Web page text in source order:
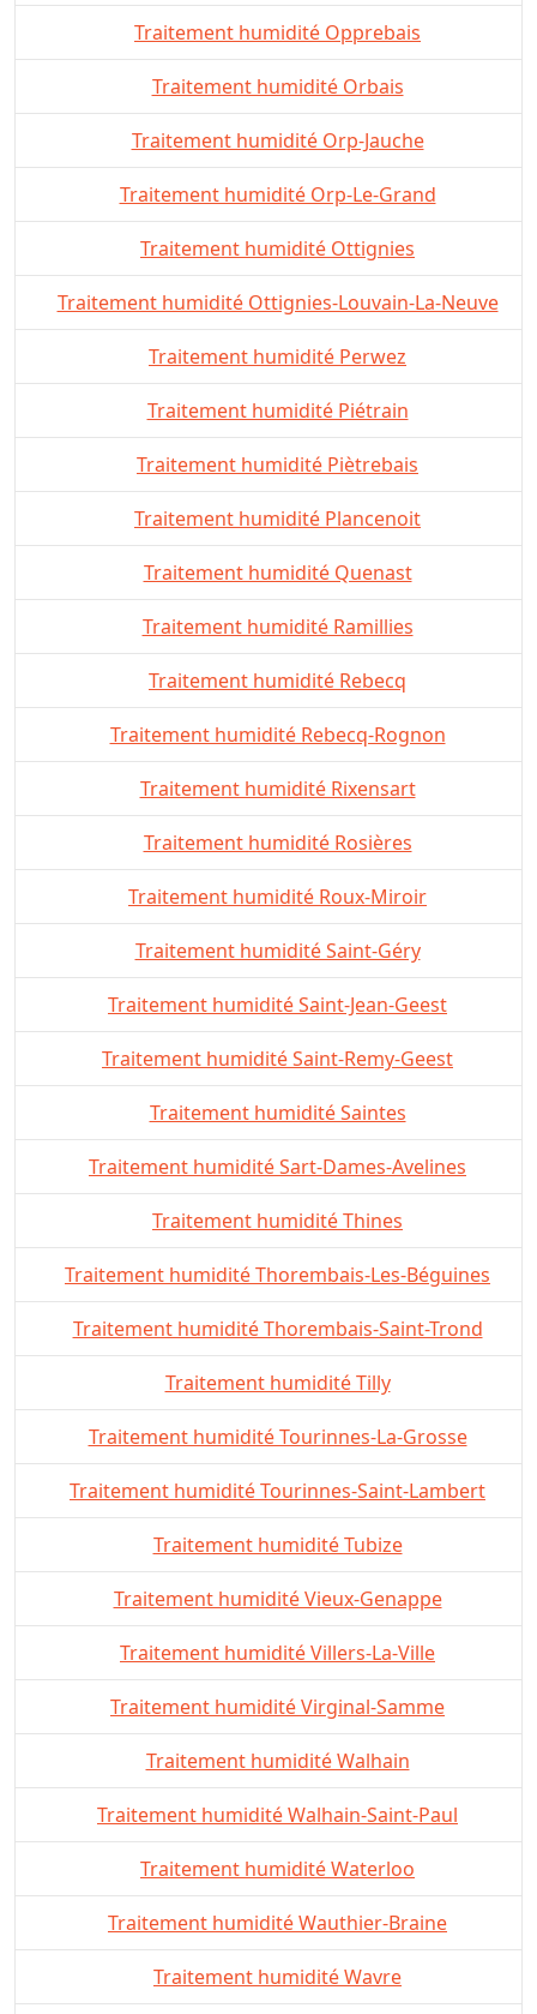
Traitement humidité Opprebais
Traitement humidité Orbais
Traitement humidité Orp-Jauche
Traitement humidité Orp-Le-Grand
Traitement humidité Ottignies
Traitement humidité Ottignies-Louvain-La-Neuve
Traitement humidité Perwez
Traitement humidité Piétrain
Traitement humidité Piètrebais
Traitement humidité Plancenoit
Traitement humidité Quenast
Traitement humidité Ramillies
Traitement humidité Rebecq
Traitement humidité Rebecq-Rognon
Traitement humidité Rixensart
Traitement humidité Rosières
Traitement humidité Roux-Miroir
Traitement humidité Saint-Géry
Traitement humidité Saint-Jean-Geest
Traitement humidité Saint-Remy-Geest
Traitement humidité Saintes
Traitement humidité Sart-Dames-Avelines
Traitement humidité Thines
Traitement humidité Thorembais-Les-Béguines
Traitement humidité Thorembais-Saint-Trond
Traitement humidité Tilly
Traitement humidité Tourinnes-La-Grosse
Traitement humidité Tourinnes-Saint-Lambert
Traitement humidité Tubize
Traitement humidité Vieux-Genappe
Traitement humidité Villers-La-Ville
Traitement humidité Virginal-Samme
Traitement humidité Walhain
Traitement humidité Walhain-Saint-Paul
Traitement humidité Waterloo
Traitement humidité Wauthier-Braine
Traitement humidité Wavre